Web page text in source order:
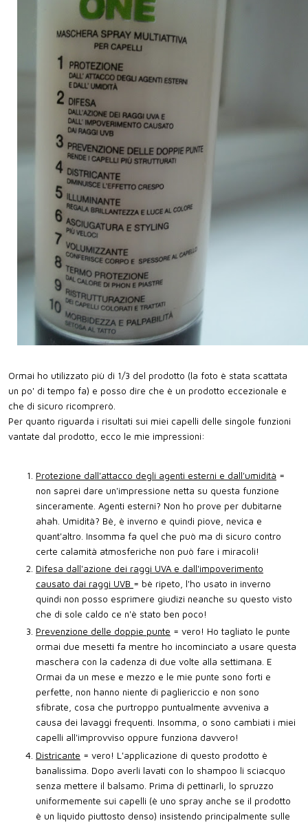
Ormai ho utilizzato più di 1/3 del prodotto (la foto è stata scattata
un po' di tempo fa) e posso dire che è un prodotto eccezionale e
che di sicuro ricomprerò.
Per quanto riguarda i risultati sui miei capelli delle singole funzioni
vantate dal prodotto, ecco le mie impressioni:
Protezione dall'attacco degli agenti esterni e dall'umidità =
non saprei dare un'impressione netta su questa funzione
sinceramente. Agenti esterni? Non ho prove per dubitarne
ahah. Umidità? Bè, è inverno e quindi piove, nevica e
quant'altro. Insomma fa quel che può ma di sicuro contro
certe calamità atmosferiche non può fare i miracoli!
Difesa dall'azione dei raggi UVA e dall'impoverimento
causato dai raggi UVB = bè ripeto, l'ho usato in inverno
quindi non posso esprimere giudizi neanche su questo visto
che di sole caldo ce n'è stato ben poco!
Prevenzione delle doppie punte = vero! Ho tagliato le punte
ormai due mesetti fa mentre ho incominciato a usare questa
maschera con la cadenza di due volte alla settimana. E
Ormai da un mese e mezzo e le mie punte sono forti e
perfette, non hanno niente di pagliericcio e non sono
sfibrate, cosa che purtroppo puntualmente avveniva a
causa dei lavaggi frequenti. Insomma, o sono cambiati i miei
capelli all'improvviso oppure funziona davvero!
Districante = vero! L'applicazione di questo prodotto è
banalissima. Dopo averli lavati con lo shampoo li sciacquo
senza mettere il balsamo. Prima di pettinarli, lo spruzzo
uniformemente sui capelli (è uno spray anche se il prodotto
è un liquido piuttosto denso) insistendo principalmente sulle